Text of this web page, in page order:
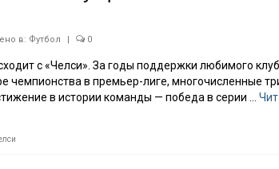
в: Футбол 0
с «Челси». За годы поддержки любимого
чемпионства в премьер-лиге, многочисленные
в истории команды — победа в серии …